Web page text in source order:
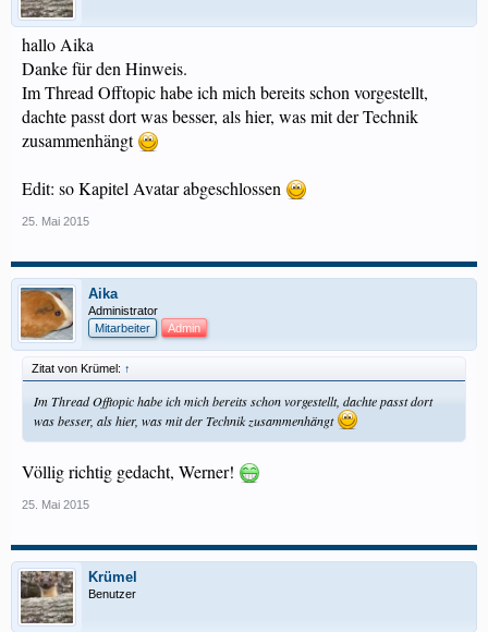
hallo Aika
Danke für den Hinweis.
Im Thread Offtopic habe ich mich bereits schon vorgestellt,
dachte passt dort was besser, als hier, was mit der Technik
zusammenhängt
Edit: so Kapitel Avatar abgeschlossen
25. Mai 2015
Aika
Administrator
Mitarbeiter
Admin
Zitat von Krümel: ↑
Im Thread Offtopic habe ich mich bereits schon vorgestellt, dachte passt dort
was besser, als hier, was mit der Technik zusammenhängt
Völlig richtig gedacht, Werner!
25. Mai 2015
Krümel
Benutzer